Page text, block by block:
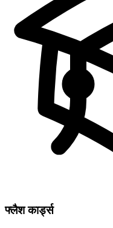
फ्लैश कार्ड्स